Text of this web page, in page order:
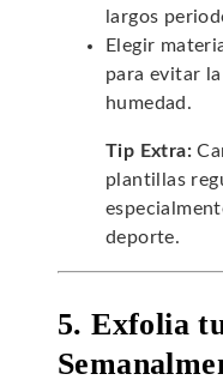
largos
Elegir
para evitar
humedad.
Tip Extra:
plantillas
deporte.
5. Exfolia